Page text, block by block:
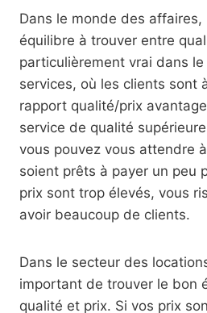
Dans le monde des affaires,
équilibre à trouver entre
particulièrement vrai dans
services, où les clients sont
rapport qualité/prix
service de qualité
vous pouvez vous attendre
soient prêts à payer un peu
prix sont trop élevés, vous
avoir beaucoup de clients.
Dans le secteur des
important de trouver le bon
qualité et prix. Si vos prix